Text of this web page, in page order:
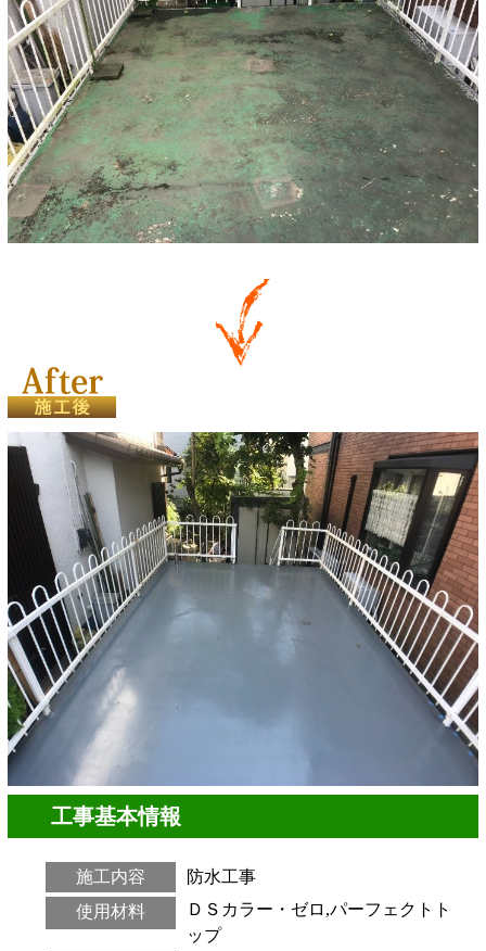
工事基本情報
施工内容
防水工事
使用材料
ＤＳカラー・ゼロ,パーフェクトト
ップ